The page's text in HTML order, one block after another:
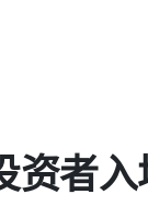
资者入